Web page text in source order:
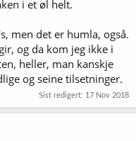
i et øl helt.
men det er humla, også.
og da kom jeg ikke i
heller, man kanskje
og seine tilsetninger.
Sist redigert: 17 Nov 2018